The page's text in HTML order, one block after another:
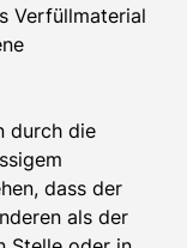
Verfüllmaterial
durch die
dass der
als der